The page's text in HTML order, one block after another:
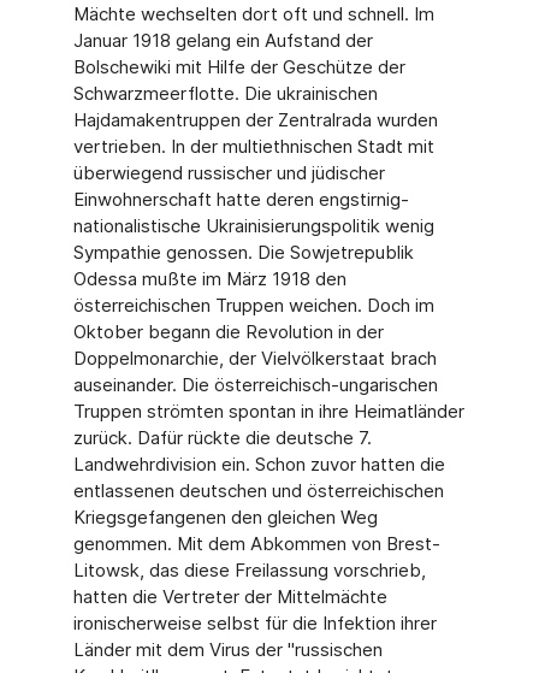
Mächte wechselten dort oft und schnell. Im
Januar 1918 gelang ein Aufstand der
Bolschewiki mit Hilfe der Geschütze der
Schwarzmeerflotte. Die ukrainischen
Hajdamakentruppen der Zentralrada wurden
vertrieben. In der multiethnischen Stadt mit
überwiegend russischer und jüdischer
Einwohnerschaft hatte deren engstirnig-
nationalistische Ukrainisierungspolitik wenig
Sympathie genossen. Die Sowjetrepublik
Odessa mußte im März 1918 den
österreichischen Truppen weichen. Doch im
Oktober begann die Revolution in der
Doppelmonarchie, der Vielvölkerstaat brach
auseinander. Die österreichisch-ungarischen
Truppen strömten spontan in ihre Heimatländer
zurück. Dafür rückte die deutsche 7.
Landwehrdivision ein. Schon zuvor hatten die
entlassenen deutschen und österreichischen
Kriegsgefangenen den gleichen Weg
genommen. Mit dem Abkommen von Brest-
Litowsk, das diese Freilassung vorschrieb,
hatten die Vertreter der Mittelmächte
ironischerweise selbst für die Infektion ihrer
Länder mit dem Virus der "russischen